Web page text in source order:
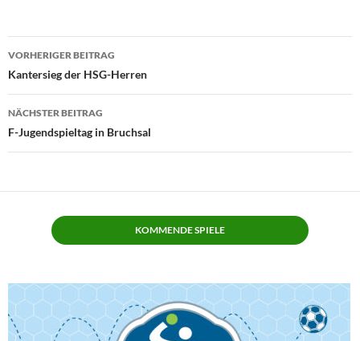
Beitragsnavigation
VORHERIGER BEITRAG
Kantersieg der HSG-Herren
NÄCHSTER BEITRAG
F-Jugendspieltag in Bruchsal
KOMMENDE SPIELE